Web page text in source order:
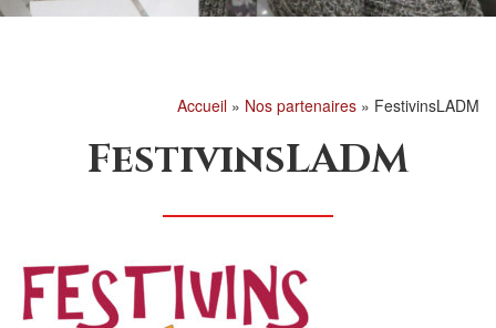
Accueil » Nos partenaires » FestivinsLADM
FestivinsLADM